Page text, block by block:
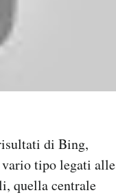
di Bing,
tipo legati alle
quella centrale